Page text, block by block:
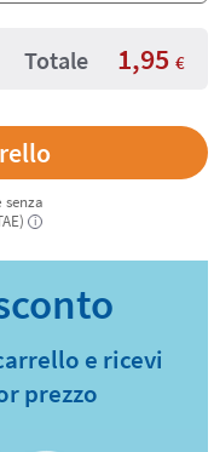
Totale 1,95 €
senza
i
e ricevi
prezzo